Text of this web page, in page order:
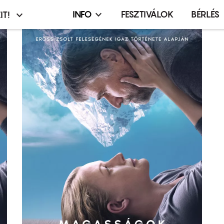
Infó,
esemény,
terembérlés
menü
INFO FESZTIVÁLOK BÉRLÉS